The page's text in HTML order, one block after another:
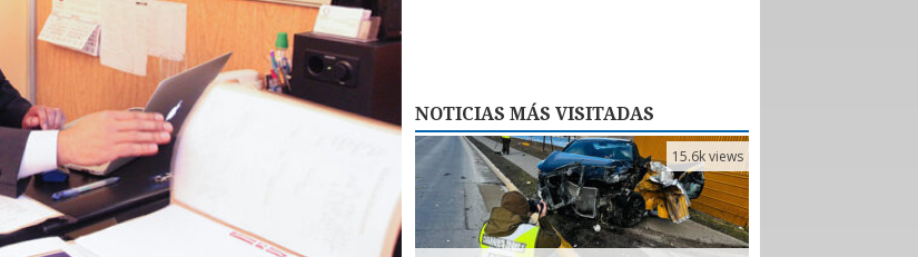
NOTICIAS MÁS VISITADAS
15.6k views